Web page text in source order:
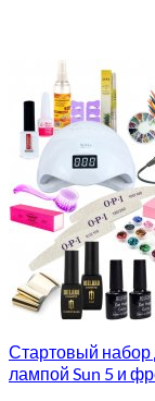
Стартовый набор
лампой Sun 5 и